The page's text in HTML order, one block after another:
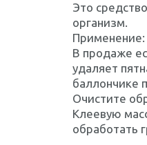
Это
организм.
Применение:
В продаже
удаляет
баллончике
Очистите
Клеевую
обработать